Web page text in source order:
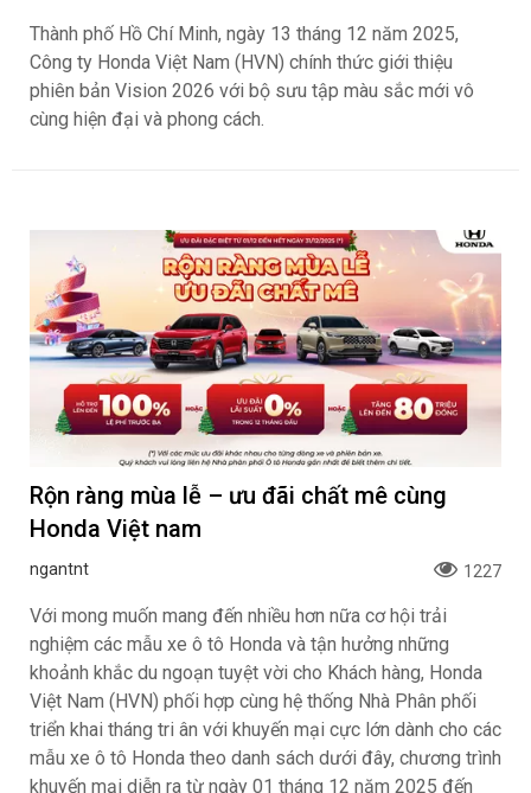
Thành phố Hồ Chí Minh, ngày 13 tháng 12 năm 2025,
Công ty Honda Việt Nam (HVN) chính thức giới thiệu
phiên bản Vision 2026 với bộ sưu tập màu sắc mới vô
cùng hiện đại và phong cách.
Rộn ràng mùa lễ – ưu đãi chất mê cùng
Honda Việt nam
ngantnt 1227
Với mong muốn mang đến nhiều hơn nữa cơ hội trải
nghiệm các mẫu xe ô tô Honda và tận hưởng những
khoảnh khắc du ngoạn tuyệt vời cho Khách hàng, Honda
Việt Nam (HVN) phối hợp cùng hệ thống Nhà Phân phối
triển khai tháng tri ân với khuyến mại cực lớn dành cho các
mẫu xe ô tô Honda theo danh sách dưới đây, chương trình
khuyến mại diễn ra từ ngày 01 tháng 12 năm 2025 đến